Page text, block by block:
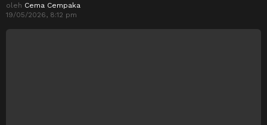
oleh Cema Cempaka
19/05/2026, 8:12 pm